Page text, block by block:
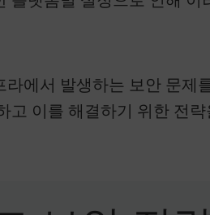
에서 발생하는 보안 문
이를 해결하기 위한 전